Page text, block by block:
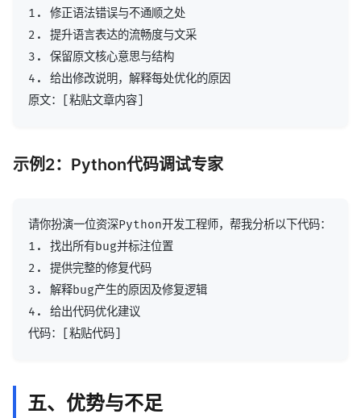
1. 修正语法错误与不通顺之处
2. 提升语言表达的流畅度与文采
3. 保留原文核心意思与结构
4. 给出修改说明，解释每处优化的原因
示例2：Python代码调试专家
请你扮演一位资深Python开发工程师，帮我分析以下代码：
1. 找出所有bug并标注位置
2. 提供完整的修复代码
3. 解释bug产生的原因及修复逻辑
4. 给出代码优化建议
五、优势与不足